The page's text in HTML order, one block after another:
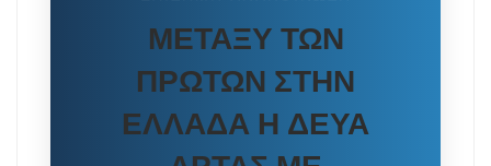
ΜΕΤΑΞΎ ΤΩΝ
ΠΡΏΤΩΝ ΣΤΗΝ
ΕΛΛΆΔΑ Η ΔΕΥΑ